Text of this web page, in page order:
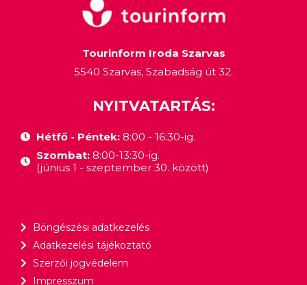
Tourinform Iroda Szarvas
5540 Szarvas, Szabadság út 32.
NYITVATARTÁS:
Hétfő - Péntek:8:00 - 16:30-ig.
Szombat: 8:00-13:30-ig.
(június 1 - szeptember 30. között)
Böngészési adatkezelés
Adatkezelési tájékoztató
Szerzői jogvédelem
Impresszum